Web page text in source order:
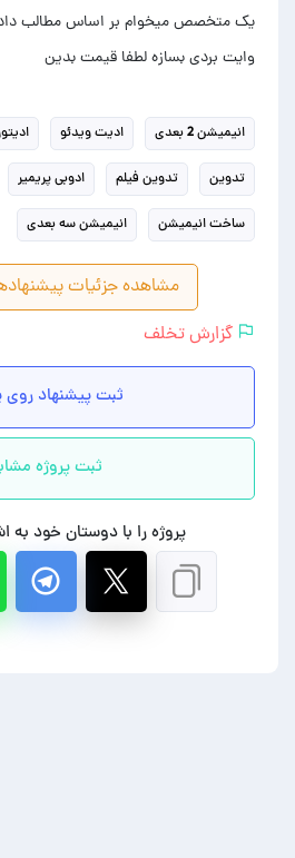
یک متخصص میخوام بر اساس مطالب
وایت بردی بسازه لطفا قیمت بدین
انیمیشن 2 بعدی ادیت ویدئو
تدوین تدوین فیلم ادوبی پریمیر
ساخت انیمیشن انیمیشن سه بعدی
مشاهده جزئیات
گزارش تخلف
ثبت پیشنهاد روی
ثبت پروژه
پروژه را با دوستان خود به